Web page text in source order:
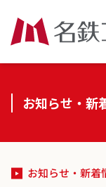
お知らせ・新
お知らせ・新着